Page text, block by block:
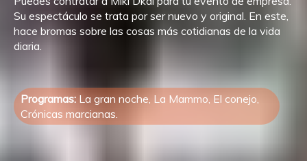
Su espectáculo se trata por ser nuevo y original. En este,
hace bromas sobre las cosas más cotidianas de la vida
diaria.
Programas: La gran noche, La Mammo, El conejo,
Crónicas marcianas.